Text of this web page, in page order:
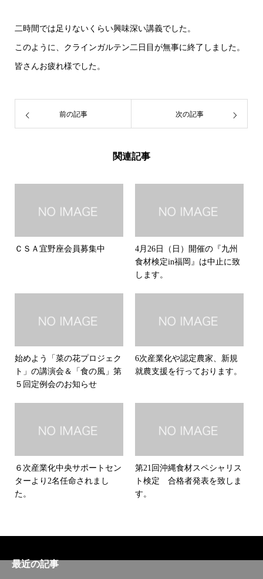
二時間では足りないくらい興味深い講義でした。
このように、クラインガルテン二日目が無事に終了しました。
皆さんお疲れ様でした。
前の記事 次の記事
関連記事
ＣＳＡ宜野座会員募集中
4月26日（日）開催の『九州
食材検定in福岡』は中止に致
します。
始めよう「菜の花プロジェク
ト」の講演会＆「食の風」第
５回定例会のお知らせ
6次産業化や認定農家、新規
就農支援を行っております。
６次産業化中央サポートセン
ターより2名任命されまし
た。
第21回沖縄食材スペシャリス
ト検定 合格者発表を致しま
す。
最近の記事